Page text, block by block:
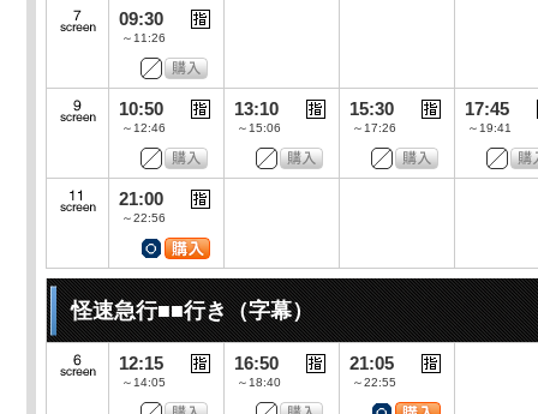
09:30
～11:26
10:50
～12:46
13:10
～15:06
15:30
～17:26
17:45
～19:41
21:00
～22:56
怪速急行■■行き（字幕）
12:15
～14:05
16:50
～18:40
21:05
～22:55